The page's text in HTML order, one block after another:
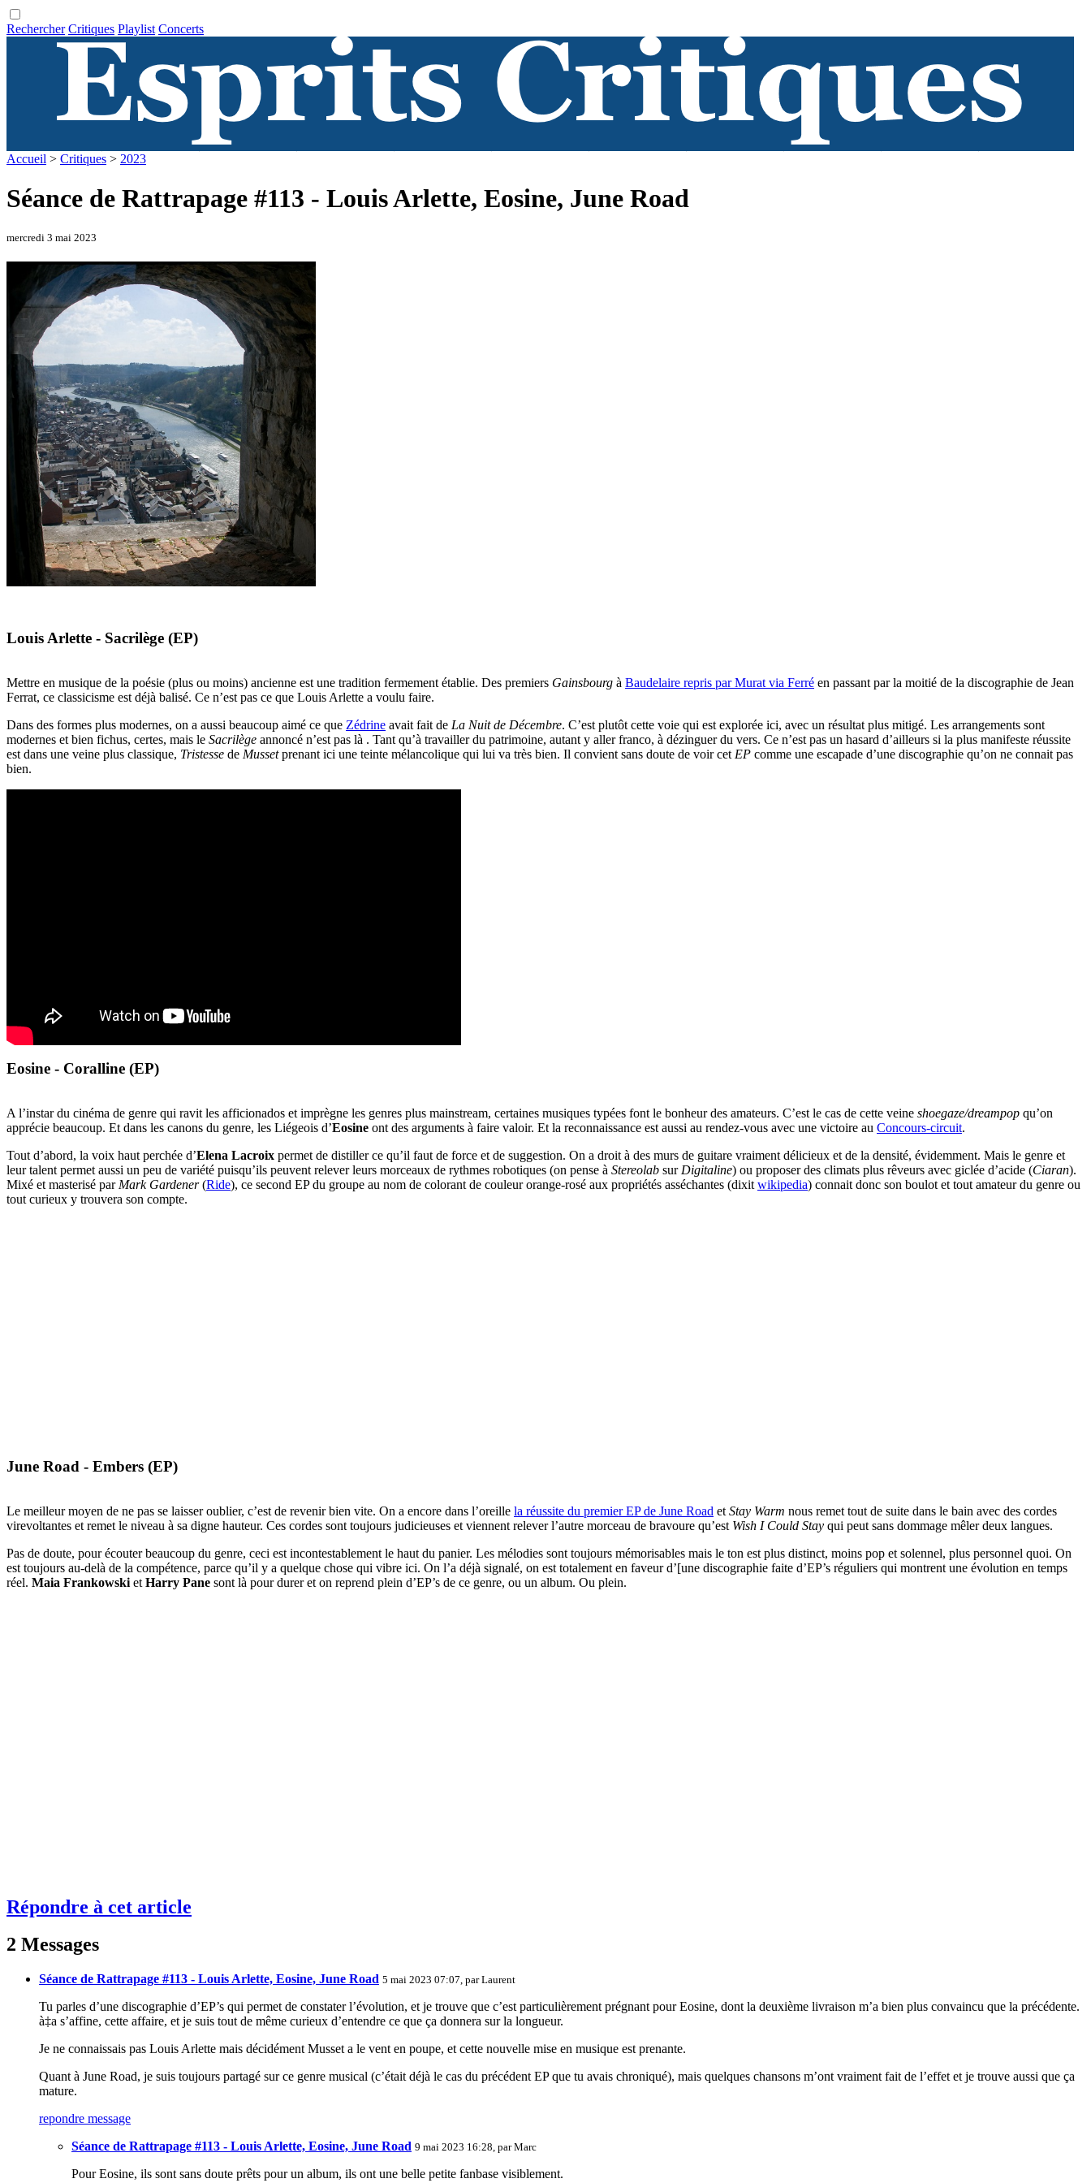
Rechercher Critiques Playlist Concerts
Accueil > Critiques > 2023
Séance de Rattrapage #113 - Louis Arlette, Eosine, June Road
mercredi 3 mai 2023
Louis Arlette - Sacrilège (EP)
Mettre en musique de la poésie (plus ou moins) ancienne est une tradition fermement établie. Des premiers Gainsbourg à Baudelaire repris par Murat via Ferré en passant par la moitié de la discographie de Jean
Ferrat, ce classicisme est déjà balisé. Ce n’est pas ce que Louis Arlette a voulu faire.
Dans des formes plus modernes, on a aussi beaucoup aimé ce que Zédrine avait fait de La Nuit de Décembre. C’est plutôt cette voie qui est explorée ici, avec un résultat plus mitigé. Les arrangements sont
modernes et bien fichus, certes, mais le Sacrilège annoncé n’est pas là . Tant qu’à travailler du patrimoine, autant y aller franco, à dézinguer du vers. Ce n’est pas un hasard d’ailleurs si la plus manifeste réussite
est dans une veine plus classique, Tristesse de Mussetprenant ici une teinte mélancolique qui lui va très bien. Il convient sans doute de voir cet EP comme une escapade d’une discographie qu’on ne connait pas
bien.
Eosine - Coralline (EP)
A l’instar du cinéma de genre qui ravit les afficionados et imprègne les genres plus mainstream, certaines musiques typées font le bonheur des amateurs. C’est le cas de cette veine shoegaze/dreampop qu’on
apprécie beaucoup. Et dans les canons du genre, les Liégeois d’Eosine ont des arguments à faire valoir. Et la reconnaissance est aussi au rendez-vous avec une victoire au Concours-circuit.
Tout d’abord, la voix haut perchée d’Elena Lacroix permet de distiller ce qu’il faut de force et de suggestion. On a droit à des murs de guitare vraiment délicieux et de la densité, évidemment. Mais le genre et
leur talent permet aussi un peu de variété puisqu’ils peuvent relever leurs morceaux de rythmes robotiques (on pense à Stereolab sur Digitaline) ou proposer des climats plus rêveurs avec giclée d’acide (Ciaran).
Mixé et masterisé par Mark Gardener(Ride), ce second EP du groupe au nom de colorant de couleur orange-rosé aux propriétés asséchantes (dixit wikipedia) connait donc son boulot et tout amateur du genre ou
tout curieux y trouvera son compte.
June Road - Embers (EP)
Le meilleur moyen de ne pas se laisser oublier, c’est de revenir bien vite. On a encore dans l’oreille la réussite du premier EP de June Road et Stay Warm nous remet tout de suite dans le bain avec des cordes
virevoltantes et remet le niveau à sa digne hauteur. Ces cordes sont toujours judicieuses et viennent relever l’autre morceau de bravoure qu’est Wish I Could Stay qui peut sans dommage mêler deux langues.
Pas de doute, pour écouter beaucoup du genre, ceci est incontestablement le haut du panier. Les mélodies sont toujours mémorisables mais le ton est plus distinct, moins pop et solennel, plus personnel quoi. On
est toujours au-delà de la compétence, parce qu’il y a quelque chose qui vibre ici. On l’a déjà signalé, on est totalement en faveur d’[une discographie faite d’EP’s réguliers qui montrent une évolution en temps
réel. Maia Frankowski et Harry Pane sont là pour durer et on reprend plein d’EP’s de ce genre, ou un album. Ou plein.
Répondre à cet article
2 Messages
Séance de Rattrapage #113 - Louis Arlette, Eosine, June Road 5 mai 2023 07:07, parLaurent
Tu parles d’une discographie d’EP’s qui permet de constater l’évolution, et je trouve que c’est particulièrement prégnant pour Eosine, dont la deuxième livraison m’a bien plus convaincu que la précédente.
à‡a s’affine, cette affaire, et je suis tout de même curieux d’entendre ce que ça donnera sur la longueur.
Je ne connaissais pas Louis Arlette mais décidément Musset a le vent en poupe, et cette nouvelle mise en musique est prenante.
Quant à June Road, je suis toujours partagé sur ce genre musical (c’était déjà le cas du précédent EP que tu avais chroniqué), mais quelques chansons m’ont vraiment fait de l’effet et je trouve aussi que ça
mature.
repondre message
Séance de Rattrapage #113 - Louis Arlette, Eosine, June Road 9 mai 2023 16:28, parMarc
Pour Eosine, ils sont sans doute prêts pour un album, ils ont une belle petite fanbase visiblement.